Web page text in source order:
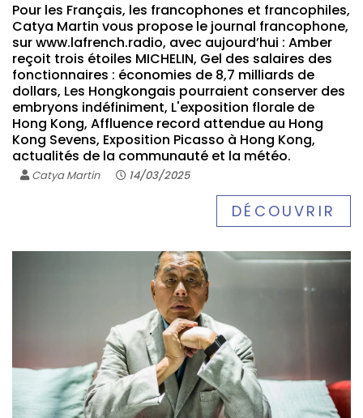
Pour les Français, les francophones et francophiles,
Catya Martin vous propose le journal francophone,
sur www.lafrench.radio, avec aujourd’hui : Amber
reçoit trois étoiles MICHELIN, Gel des salaires des
fonctionnaires : économies de 8,7 milliards de
dollars, Les Hongkongais pourraient conserver des
embryons indéfiniment, L'exposition florale de
Hong Kong, Affluence record attendue au Hong
Kong Sevens, Exposition Picasso à Hong Kong,
actualités de la communauté et la météo.
Catya Martin 14/03/2025
DÉCOUVRIR